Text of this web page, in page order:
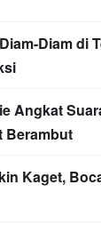
Diam di
Angkat
Berambut
Kaget,